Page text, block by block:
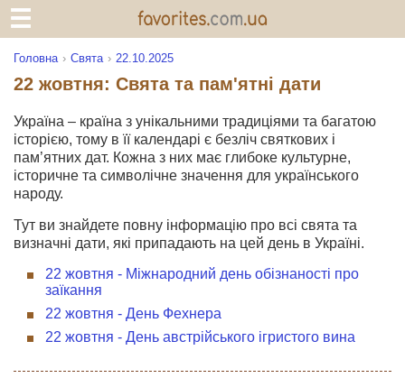
Головна Свята 22.10.2025
22 жовтня: Свята та пам'ятні дати
Україна – країна з унікальними традиціями та багатою
історією, тому в її календарі є безліч святкових і
пам’ятних дат. Кожна з них має глибоке культурне,
історичне та символічне значення для українського
народу.
Тут ви знайдете повну інформацію про всі свята та
визначні дати, які припадають на цей день в Україні.
22 жовтня - Міжнародний день обізнаності про
заїкання
22 жовтня - День Фехнера
22 жовтня - День австрійського ігристого вина